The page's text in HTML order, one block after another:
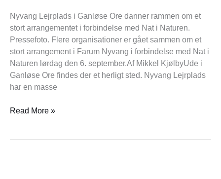
Nyvang Lejrplads i Ganløse Ore danner rammen om et
stort arrangementet i forbindelse med Nat i Naturen.
Pressefoto. Flere organisationer er gået sammen om et
stort arrangement i Farum Nyvang i forbindelse med Nat i
Naturen lørdag den 6. september.Af Mikkel KjølbyUde i
Ganløse Ore findes der et herligt sted. Nyvang Lejrplads
har en masse
Farum
Nyvang
Read More »